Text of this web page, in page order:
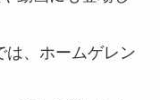
は、ホームゲレン